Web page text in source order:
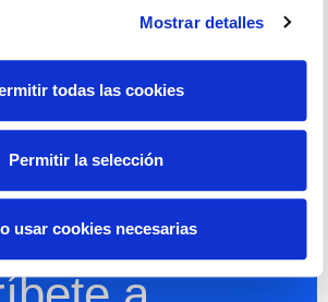
Mostrar detalles
todas las cookies
Permitir la selección
usar cookies necesarias